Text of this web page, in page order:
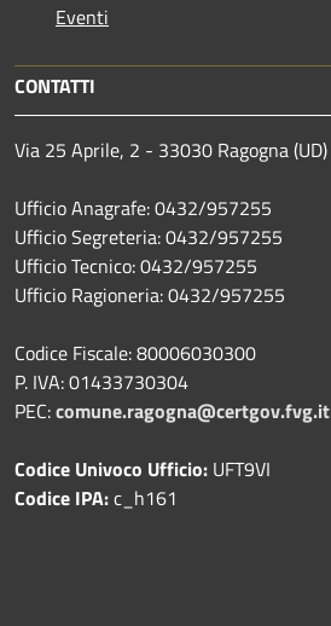
Eventi
CONTATTI
Via 25 Aprile, 2 - 33030 Ragogna (UD)
Ufficio Anagrafe: 0432/957255
Ufficio Segreteria: 0432/957255
Ufficio Tecnico: 0432/957255
Ufficio Ragioneria: 0432/957255
Codice Fiscale: 80006030300
P. IVA: 01433730304
PEC:comune.ragogna@certgov.fvg.it
Codice Univoco Ufficio: UFT9VI
Codice IPA:c_h161